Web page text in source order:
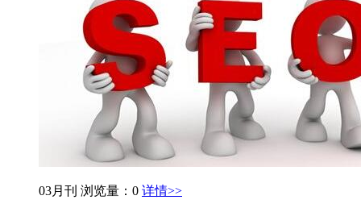
03月刊 浏览量：0 详情>>